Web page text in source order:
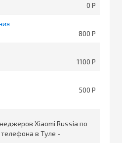
0
800
1100
500
Xiaomi Russia по
в Туле -